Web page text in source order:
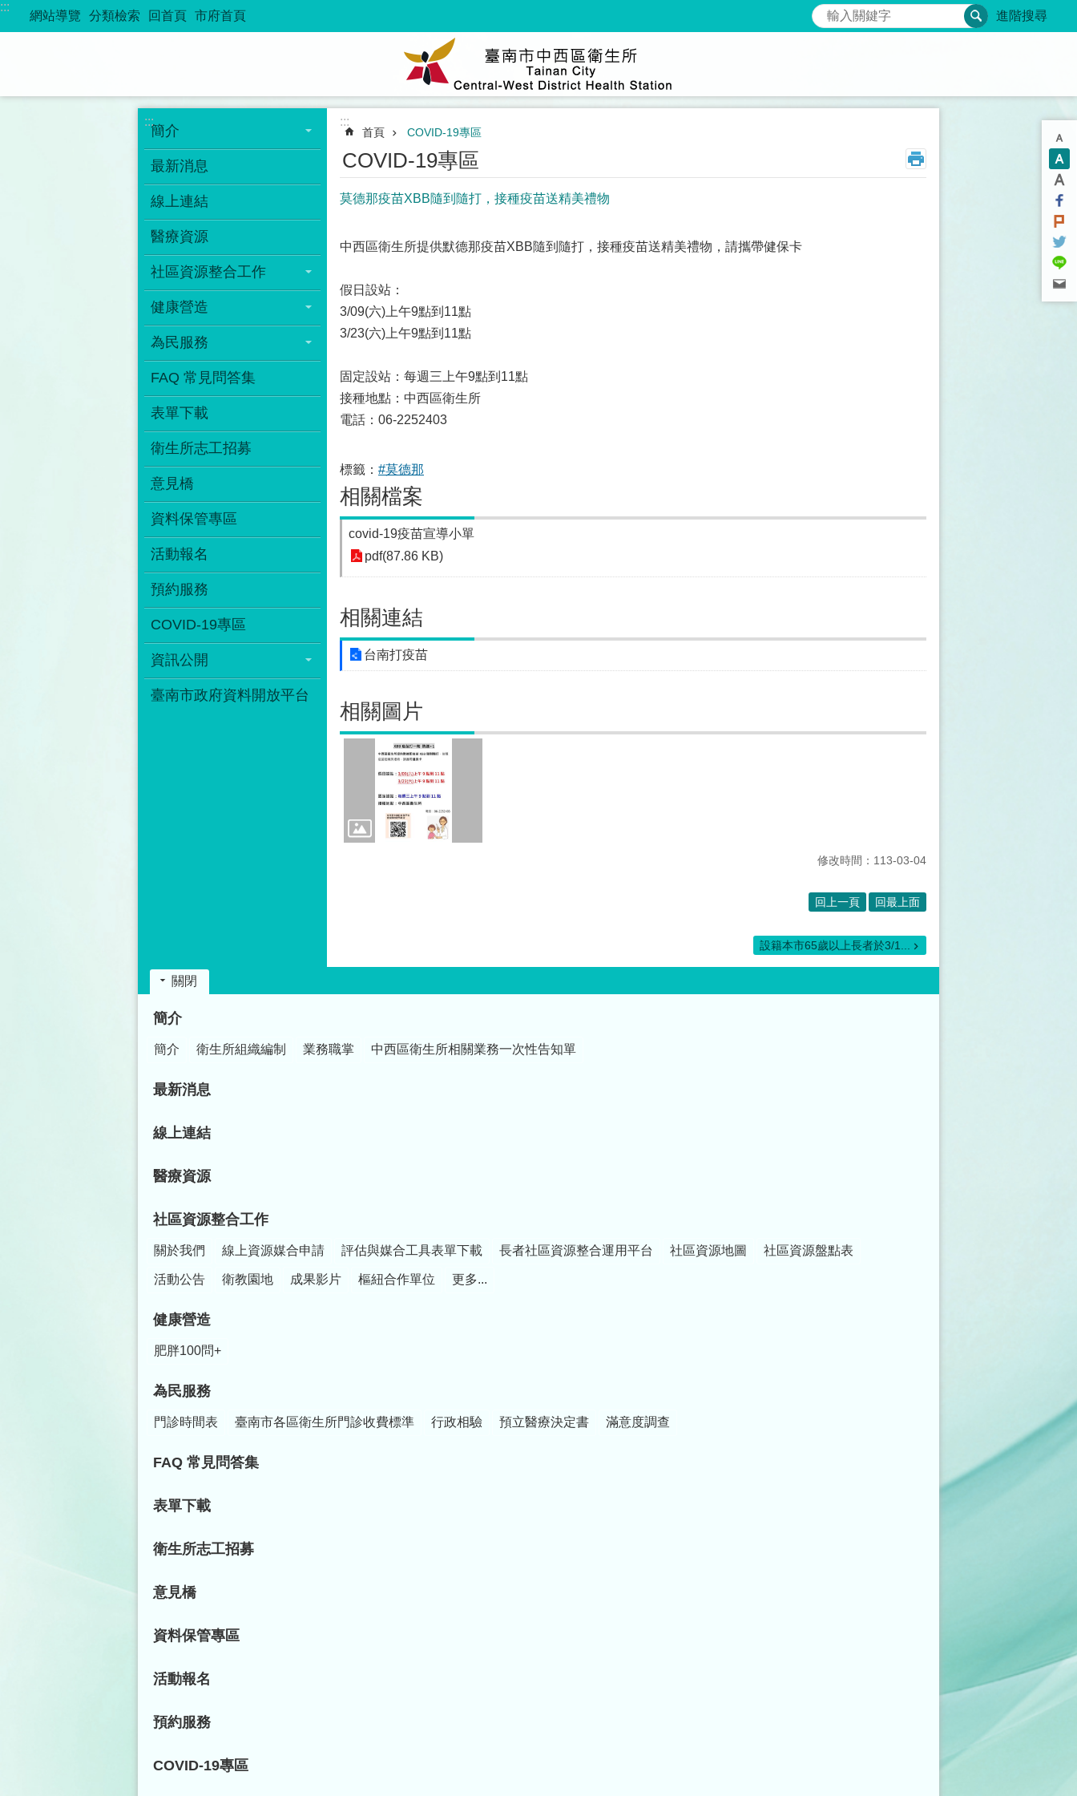
跳到主要內容區塊
:::
網站導覽 分類檢索 回首頁 市府首頁 搜尋 進階搜尋
:::
簡介
最新消息
線上連結
醫療資源
社區資源整合工作
健康營造
為民服務
FAQ 常見問答集
表單下載
衛生所志工招募
意見橋
資料保管專區
活動報名
預約服務
COVID-19專區
資訊公開
臺南市政府資料開放平台
:::
首頁 COVID-19專區
COVID-19專區
莫德那疫苗XBB隨到隨打，接種疫苗送精美禮物
中西區衛生所提供默德那疫苗XBB隨到隨打，接種疫苗送精美禮物，請攜帶健保卡
假日設站：
3/09(六)上午9點到11點
3/23(六)上午9點到11點
固定設站：每週三上午9點到11點
接種地點：中西區衛生所
電話：06-2252403
標籤： #莫德那
相關檔案
covid-19疫苗宣導小單
pdf(87.86 KB)
相關連結
台南打疫苗
相關圖片
修改時間：113-03-04
回上一頁 回最上面
設籍本市65歲以上長者於3/1...
關閉
簡介
簡介 衛生所組織編制 業務職掌 中西區衛生所相關業務一次性告知單
最新消息
線上連結
醫療資源
社區資源整合工作
關於我們 線上資源媒合申請 評估與媒合工具表單下載 長者社區資源整合運用平台 社區資源地圖 社區資源盤點表
活動公告 衛教園地 成果影片 樞紐合作單位 更多...
健康營造
肥胖100問+
為民服務
門診時間表 臺南市各區衛生所門診收費標準 行政相驗 預立醫療決定書 滿意度調查
FAQ 常見問答集
表單下載
衛生所志工招募
意見橋
資料保管專區
活動報名
預約服務
COVID-19專區